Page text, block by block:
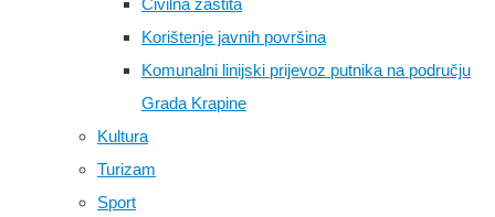
Korištenje javnih površina
Komunalni linijski prijevoz putnika na području
Grada Krapine
Kultura
Turizam
Sport